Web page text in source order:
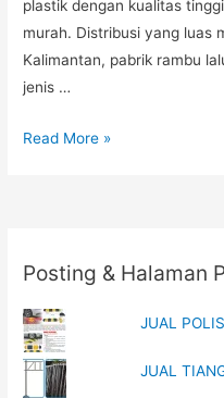
plastik dengan kualitas
murah. Distribusi yang luas
Kalimantan, pabrik rambu
jenis …
Distributor
Rambu
Harga
Cat
Marka
Read More »
Posting & Halaman
JUAL
JUAL